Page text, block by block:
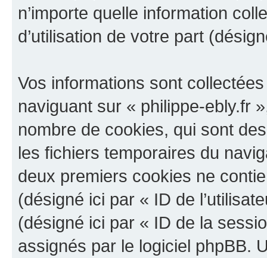
n’importe quelle information
d’utilisation de votre part
Vos informations sont
naviguant sur « philippe-ebly.fr
nombre de cookies, qui sont
les fichiers temporaires du
deux premiers cookies ne
(désigné ici par « ID de
(désigné ici par « ID de la
assignés par le logiciel phpBB.